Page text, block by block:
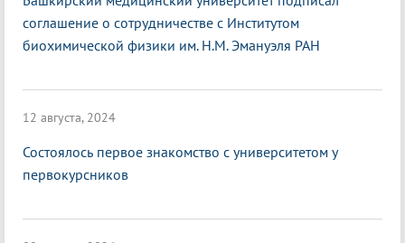
соглашение о сотрудничестве с Институтом
биохимической физики им. Н.М. Эмануэля РАН
12 августа, 2024
Состоялось первое знакомство с университетом у
первокурсников